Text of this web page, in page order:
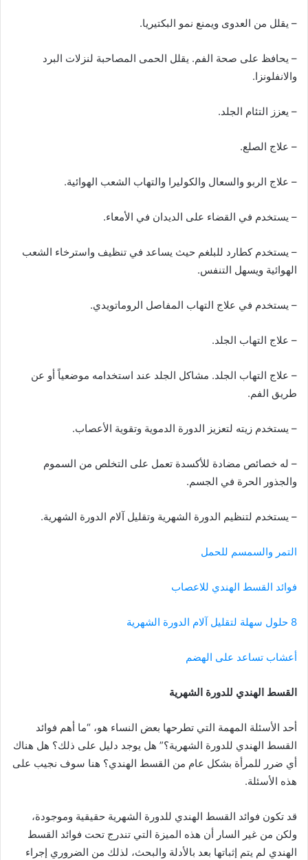
– يقلل من العدوى ويمنع نمو البكتيريا.
– يحافظ على صحة الفم. يقلل الحمى المصاحبة لنزلات البرد
والانفلونزا.
– يعزز التئام الجلد.
– علاج الصلع.
– علاج الربو والسعال والكوليرا والتهاب الشعب الهوائية.
– يستخدم في القضاء على الديدان في الأمعاء.
– يستخدم كطارد للبلغم حيث يساعد في تنظيف واسترخاء الشعب
الهوائية ويسهل التنفس.
– يستخدم في علاج التهاب المفاصل الروماتويدي.
– علاج التهاب الجلد.
– علاج التهاب الجلد. مشاكل الجلد عند استخدامه موضعياً أو عن
طريق الفم.
– يستخدم زيته لتعزيز الدورة الدموية وتقوية الأعصاب.
– له خصائص مضادة للأكسدة تعمل على التخلص من السموم
والجذور الحرة في الجسم.
– يستخدم لتنظيم الدورة الشهرية وتقليل آلام الدورة الشهرية.
التمر والسمسم للحمل
فوائد القسط الهندي للاعصاب
8 حلول سهلة لتقليل آلام الدورة الشهرية
أعشاب تساعد على الهضم
القسط الهندي للدورة الشهرية
أحد الأسئلة المهمة التي تطرحها بعض النساء هو، “ما أهم فوائد
القسط الهندي للدورة الشهرية؟” هل يوجد دليل على ذلك؟ هل هناك
أي ضرر للمرأة بشكل عام من القسط الهندي؟ هنا سوف نجيب على
هذه الأسئلة.
قد تكون فوائد القسط الهندي للدورة الشهرية حقيقية وموجودة،
ولكن من غير السار أن هذه الميزة التي تندرج تحت فوائد القسط
الهندي لم يتم إثباتها بعد بالأدلة والبحث، لذلك من الضروري إجراء